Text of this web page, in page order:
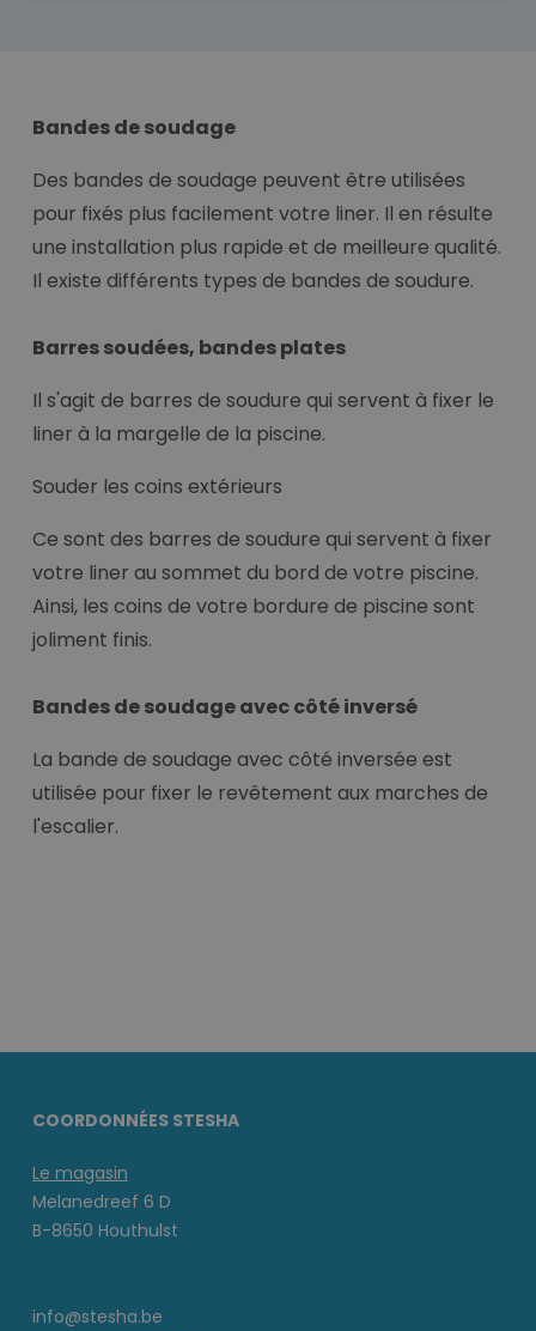
Bandes de soudage
Des bandes de soudage peuvent être utilisées
pour fixés plus facilement votre liner. Il en résulte
une installation plus rapide et de meilleure qualité.
Il existe différents types de bandes de soudure.
Barres soudées, bandes plates
Il s'agit de barres de soudure qui servent à fixer le
liner à la margelle de la piscine.
Souder les coins extérieurs
Ce sont des barres de soudure qui servent à fixer
votre liner au sommet du bord de votre piscine.
Ainsi, les coins de votre bordure de piscine sont
joliment finis.
Bandes de soudage avec côté inversé
La bande de soudage avec côté inversée est
utilisée pour fixer le revêtement aux marches de
l'escalier.
COORDONNÉES STESHA
Le magasin
Melanedreef 6 D
B-8650 Houthulst
info@stesha.be